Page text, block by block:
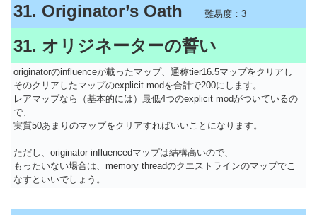
31. Originator’s Oath 難易度：3
31. オリジネーターの誓い
originatorのinfluenceが載ったマップ、通称tier16.5マップをクリアし
そのクリアしたマップのexplicit modを合計で200にします。
レアマップなら（基本的には）最低4つのexplicit modがついているの
で、
実質50あまりのマップをクリアすればいいことになります。
ただし、originator influencedマップは結構高いので、
もったいない場合は、memory threadのクエストラインのマップでこ
なすといいでしょう。